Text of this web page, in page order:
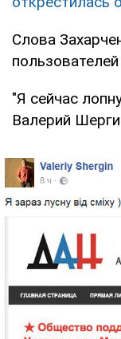
Слова
"Я сейчас
Валерий